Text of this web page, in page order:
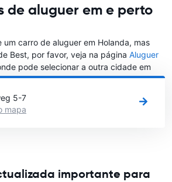
de aluguer em e perto
um carro de aluguer em Holanda, mas
Best, por favor, veja na página Aluguer
pode selecionar a outra cidade em
de alugar um carro
5-7
mapa
importante para